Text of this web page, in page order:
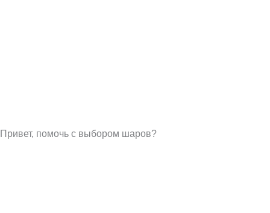
Привет, помочь с выбором шаров?